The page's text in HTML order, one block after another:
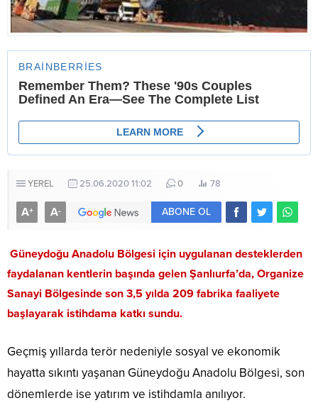
YEREL 25.06.2020 11:02 0 78
A+ A- ABONE OL
Güneydoğu Anadolu Bölgesi için uygulanan desteklerden
faydalanan kentlerin başında gelen Şanlıurfa’da, Organize
Sanayi Bölgesinde son 3,5 yılda 209 fabrika faaliyete
başlayarak istihdama katkı sundu.
Geçmiş yıllarda terör nedeniyle sosyal ve ekonomik
hayatta sıkıntı yaşanan Güneydoğu Anadolu Bölgesi, son
dönemlerde ise yatırım ve istihdamla anılıyor.